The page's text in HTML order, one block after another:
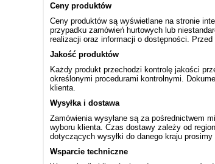
Ceny produktów
Ceny produktów są wyświetlane na stronie
przypadku zamówień hurtowych lub
realizacji oraz informacji o dostępności.
Jakość produktów
Każdy produkt przechodzi kontrolę jakości
określonymi procedurami kontrolnymi.
klienta.
Wysyłka i dostawa
Zamówienia wysyłane są za pośrednictwem
wyboru klienta. Czas dostawy zależy od
dotyczących wysyłki do danego kraju
Wsparcie techniczne